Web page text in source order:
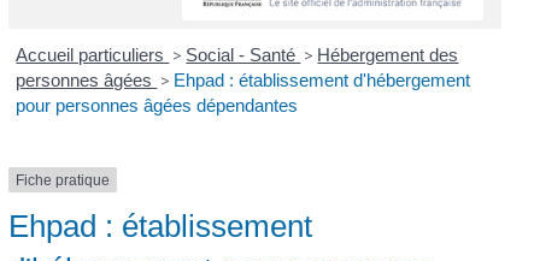
Accueil particuliers > Social - Santé > Hébergement des
personnes âgées > Ehpad : établissement d'hébergement
pour personnes âgées dépendantes
Fiche pratique
Ehpad : établissement